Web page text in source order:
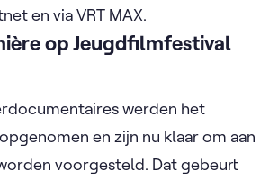
en via VRT MAX.
op Jeugdfilmfestival
werden het
en zijn nu klaar om aan
voorgesteld. Dat gebeurt